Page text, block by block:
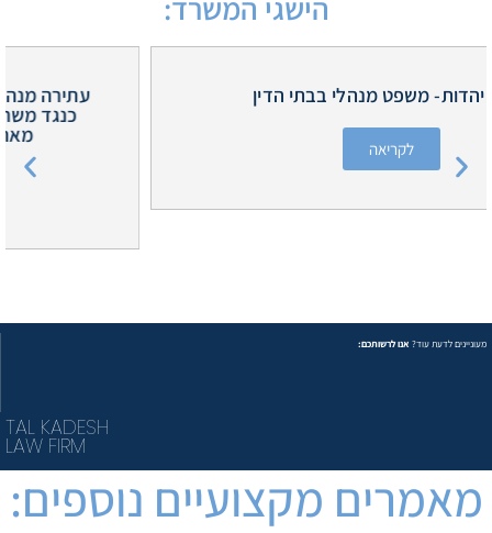
עתירה מנהלית הוגשה על ידי משרד עוה"ד טל קדש
כנגד משרד הקליטה והעלייה בשם עולים חדשים
מאתיופיה המתגוררים במרכז קליטה
מעוניינים לדעת עוד? אנו לרשותכם:
TAL KADESH
LAW FIRM
מאמרים מקצועיים נוספים: